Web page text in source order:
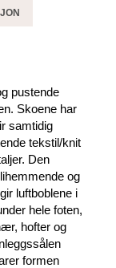
pustende
Skoene har
samtidig
tekstil/knit
Den
og
luftboblene i
hele foten,
hofter og
formen